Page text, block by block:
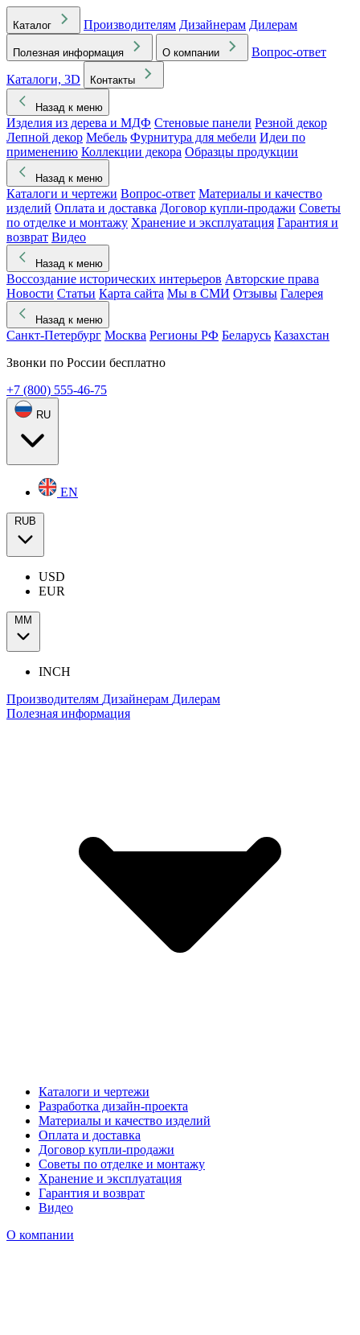
Каталог Производителям Дизайнерам Дилерам
Полезная информация О компании
Вопрос-ответ
Каталоги, 3D
Контакты
Назад к меню
Изделия из дерева и МДФ Стеновые панели Резной декор
Лепной декор Мебель Фурнитура для мебели Идеи по
применению Коллекции декора Образцы продукции
Назад к меню
Каталоги и чертежи Вопрос-ответ Материалы и качество
изделий Оплата и доставка Договор купли-продажи Советы
по отделке и монтажу Хранение и эксплуатация Гарантия и
возврат Видео
Назад к меню
Воссоздание исторических интерьеров Авторские права
Новости Статьи Карта сайта Мы в СМИ Отзывы Галерея
Назад к меню
Санкт-Петербург Москва Регионы РФ Беларусь Казахстан
Звонки по России бесплатно
+7 (800) 555-46-75
RU
EN
RUB
USD
EUR
ММ
INCH
Производителям Дизайнерам Дилерам
Полезная информация
Каталоги и чертежи
Разработка дизайн-проекта
Материалы и качество изделий
Оплата и доставка
Договор купли-продажи
Советы по отделке и монтажу
Хранение и эксплуатация
Гарантия и возврат
Видео
О компании